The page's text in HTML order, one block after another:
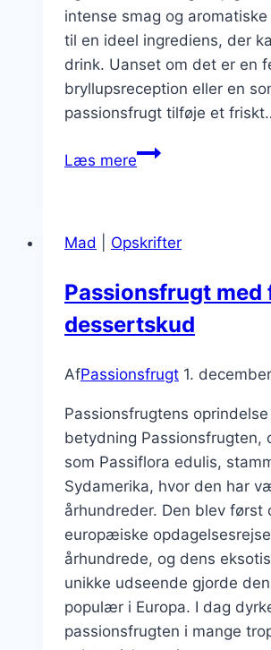
intense smag og
til en ideel ingrediens, der
drink. Uanset om det er en
bryllupsreception eller en
passionsfrugt tilføje et
Læs merePassionsfrugt
festlige
Mad Opskrifter
Passionsfrugt med
dessertskud
AfPassionsfrugt 1.
Passionsfrugtens
betydning Passionsfrugten,
som Passiflora edulis,
Sydamerika, hvor den har
århundreder. Den blev først
europæiske
århundrede, og dens
unikke udseende gjorde
populær i Europa. I dag
passionsfrugten i mange